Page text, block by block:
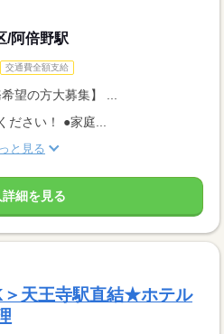
/阿倍野駅
交通費全額支給
希望の方大募集】 ...
ださい！ ●家庭...
と見る
細を見る
天王寺駅直結★ホテル